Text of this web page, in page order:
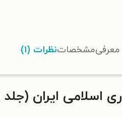
معرفیمشخصاتنظرات (۱)
ایران (جلد